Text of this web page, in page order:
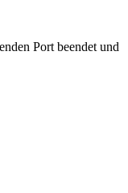
Port beendet und